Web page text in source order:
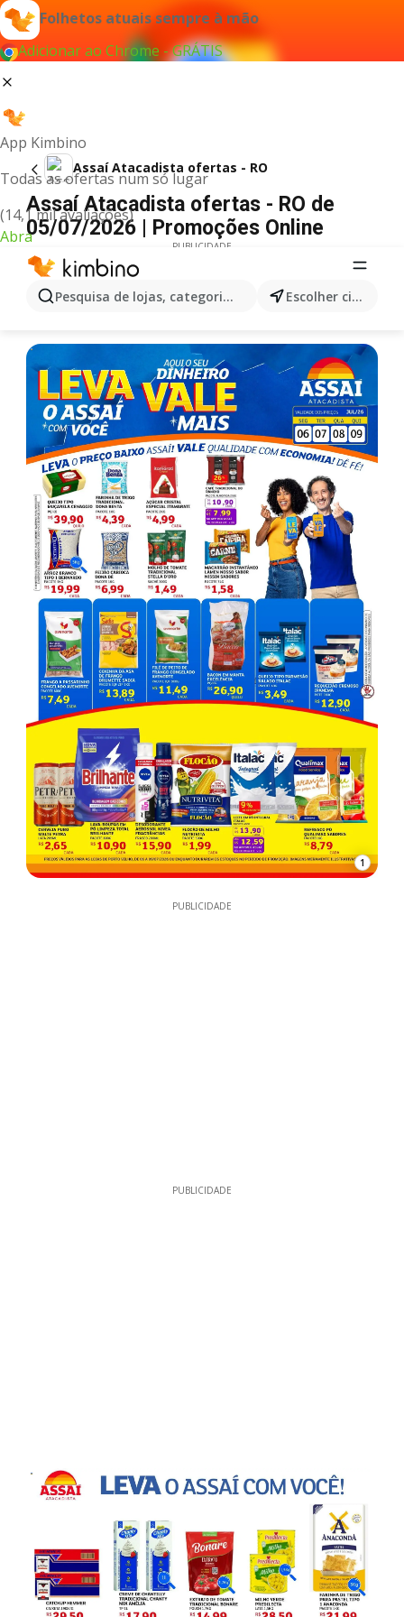
Folhetos atuais sempre à mão
Adicionar ao Chrome - GRÁTIS
App Kimbino
Todas as ofertas num só lugar
(14,1 mil avaliações)
Abra
Pesquisa de lojas, categorias,produtos... Escolher cidade
Assaí Atacadista ofertas - RO
Assaí Atacadista ofertas - RO de
05/07/2026 | Promoções Online
PUBLICIDADE
1
PUBLICIDADE
PUBLICIDADE